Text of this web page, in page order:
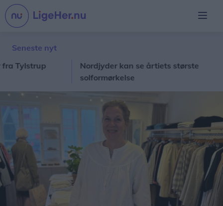
Seneste nyt
Nordjyder kan se årtiets største
solformørkelse